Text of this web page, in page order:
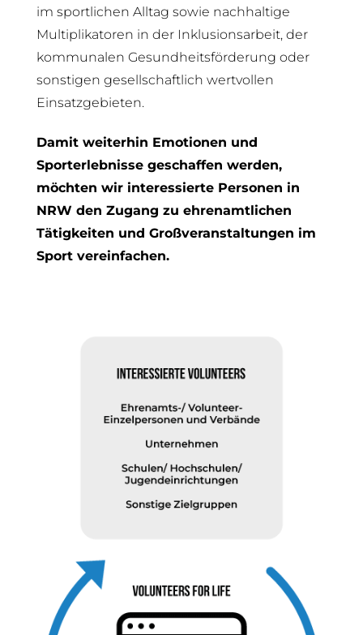
im sportlichen Alltag sowie nachhaltige
Multiplikatoren in der Inklusionsarbeit, der
kommunalen Gesundheitsförderung oder
sonstigen gesellschaftlich wertvollen
Einsatzgebieten.
Damit weiterhin Emotionen und
Sporterlebnisse geschaffen werden,
möchten wir interessierte Personen in
NRW den Zugang zu ehrenamtlichen
Tätigkeiten und Großveranstaltungen im
Sport vereinfachen.